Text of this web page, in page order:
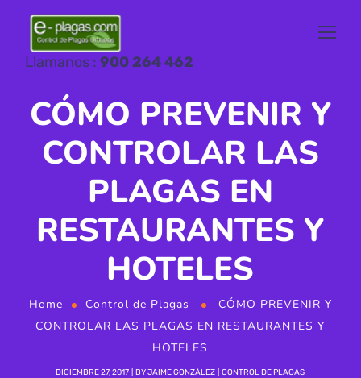
Llamanos : 900 264 462
CÓMO PREVENIR Y
CONTROLAR LAS
PLAGAS EN
RESTAURANTES Y
HOTELES
Home Control de Plagas
CÓMO PREVENIR Y
CONTROLAR LAS PLAGAS EN RESTAURANTES Y
HOTELES
DICIEMBRE 27, 2017 BYJAIME GONZÁLEZ CONTROL DE PLAGAS